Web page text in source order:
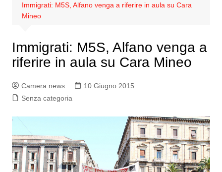
Immigrati: M5S, Alfano venga a riferire in aula su Cara
Mineo
Immigrati: M5S, Alfano venga a
riferire in aula su Cara Mineo
Camera news
10 Giugno 2015
Senza categoria